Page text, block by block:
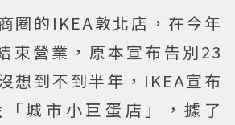
圈的IKEA敦北店，在今年
束營業，原本宣布告別23
想到不到半年，IKEA宣布
城市小巨蛋店」，據了